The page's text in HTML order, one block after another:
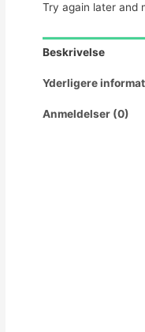
Try again later and
Beskrivelse
Yderligere
Anmeldelser (0)